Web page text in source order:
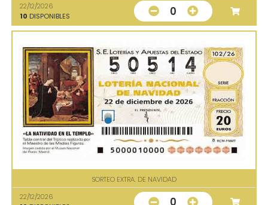
22/12/2026
10 DISPONIBLES 0
SORTEO EXTRA. DE NAVIDAD
22/12/2026